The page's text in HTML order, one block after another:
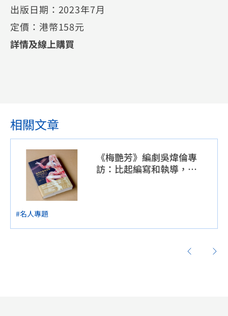
出版日期：2023年7月
定價：港幣158元
詳情及線上購買
相關文章
《梅艷芳》編劇吳煒倫專
訪：比起編寫和執導，這
#名人專題